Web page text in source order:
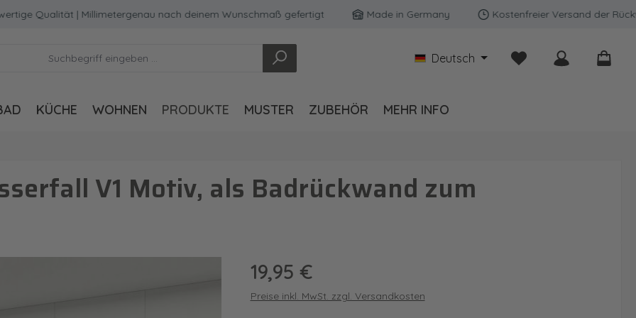
Qualität | Millimetergenau nach deinem Wunschmaß gefertigt Made in Germany Kostenfreier Versand der
Deutsch Du hast 0 Produkte
KÜCHE WOHNEN PRODUKTE MUSTER ZUBEHÖR MEHR INFO
V1 Motiv, als Badrückwand zum
Regulärer Preis:
19,95 €
Preise inkl. MwSt. zzgl. Versandkosten